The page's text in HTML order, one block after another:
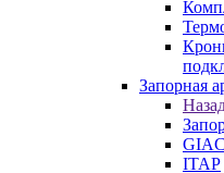
Запорная
ITAP